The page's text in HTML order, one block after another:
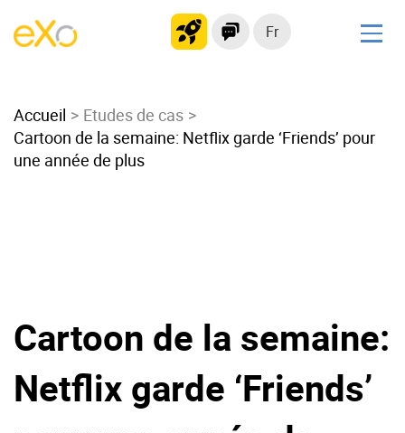
Fr
Intranet moderne
Plateforme collaborative
Réseau social
Migrer vers eXo Platform
Produit
Accueil
Etudes de cas
Cartoon de la semaine: Netflix garde ‘Friends’ pour
une année de plus
Cartoon de la semaine:
Netflix garde ‘Friends’